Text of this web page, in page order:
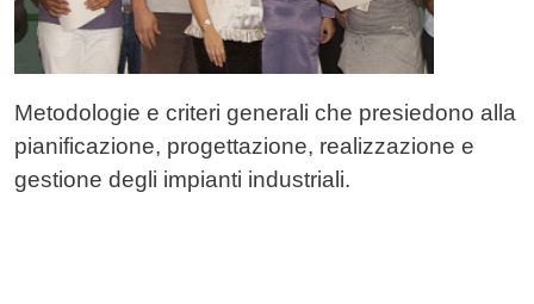
Metodologie e criteri generali che presiedono alla
pianificazione, progettazione, realizzazione e
gestione degli impianti industriali.